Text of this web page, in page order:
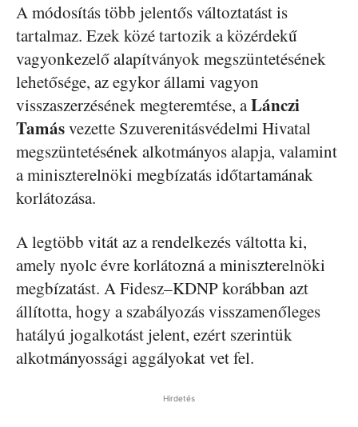
A módosítás több jelentős változtatást is
tartalmaz. Ezek közé tartozik a közérdekű
vagyonkezelő alapítványok megszüntetésének
lehetősége, az egykor állami vagyon
visszaszerzésének megteremtése, aLánczi
Tamásvezette Szuverenitásvédelmi Hivatal
megszüntetésének alkotmányos alapja, valamint
a miniszterelnöki megbízatás időtartamának
korlátozása.
A legtöbb vitát az a rendelkezés váltotta ki,
amely nyolc évre korlátozná a miniszterelnöki
megbízatást. A Fidesz–KDNP korábban azt
állította, hogy a szabályozás visszamenőleges
hatályú jogalkotást jelent, ezért szerintük
alkotmányossági aggályokat vet fel.
Hirdetés